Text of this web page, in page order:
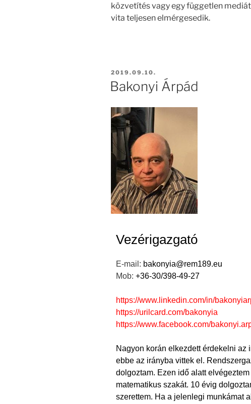
közvetítés vagy egy független
vita teljesen elmérgesedik.
2019.09.10.
Bakonyi Árpád
Vezérigazgató
E-mail: bakonyia@rem189.eu
Mob: +36-30/398-49-27
https://www.linkedin.com/in/
https://urilcard.com/bakonyia
https://www.facebook.com/
Nagyon korán elkezdett érdekelni az
ebbe az irányba vittek el.
dolgoztam. Ezen idő alatt
matematikus szakát. 10 évig
szerettem. Ha a jelenlegi munkámat